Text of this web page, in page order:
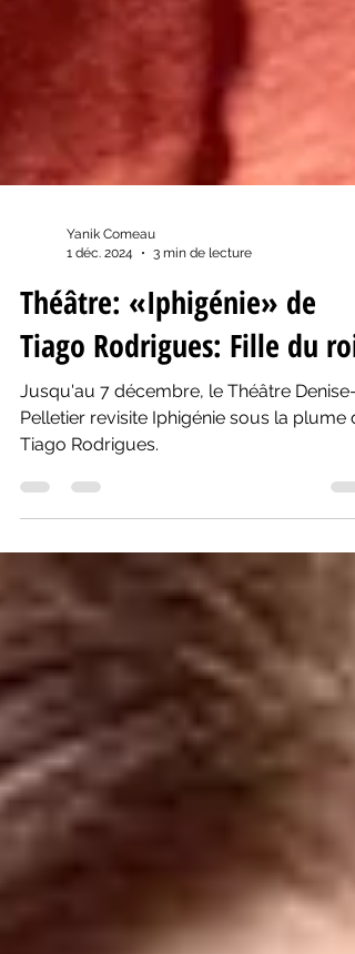
1 déc. 2024
3 min de lecture
Théâtre: «Iphigénie» de
Tiago Rodrigues: Fille du roi
Jusqu'au 7 décembre, le Théâtre Denise-
Pelletier revisite Iphigénie sous la plume
Tiago Rodrigues.